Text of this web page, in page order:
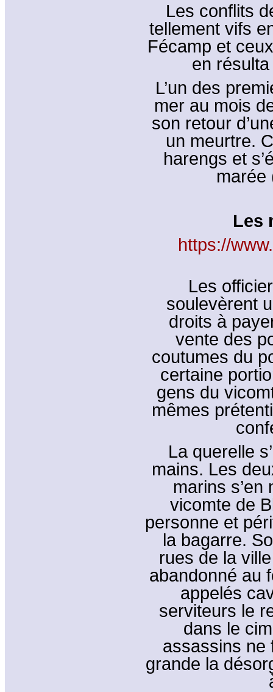
Les conflits
tellement vifs
Fécamp et
en
L’un des
mer au mois
son retour
un meurtre.
harengs et
marée
Les
https://
Les
soulevèrent
droits à
vente des
coutumes du
certaine
gens du
mêmes
La querelle
mains. Les
marins
vicomte de
personne et
la bagarre.
rues de la
abandonné au
appelés
serviteurs le
dans le
assassins ne
grande la